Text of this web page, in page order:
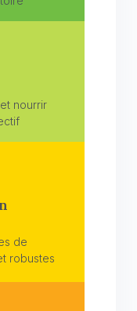
nourrir
de
robustes